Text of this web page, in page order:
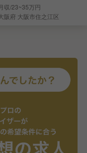
江区内のホテル
月収/23~35万円
阪府 大阪市住之江区